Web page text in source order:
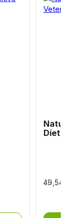
Dieta
49,54